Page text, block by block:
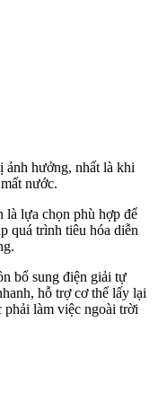
ảnh hưởng, nhất là khi
nước.
là lựa chọn phù hợp để
quá trình tiêu hóa diễn
bổ sung điện giải tự
hỗ trợ c‌ơ th‌ể lấy lại
phải làm việc ngoài trời